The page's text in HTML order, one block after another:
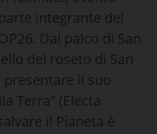
integrante del
Dal palco di San
del roseto di San
presentare il suo
Terra” (Electa
il Pianeta è